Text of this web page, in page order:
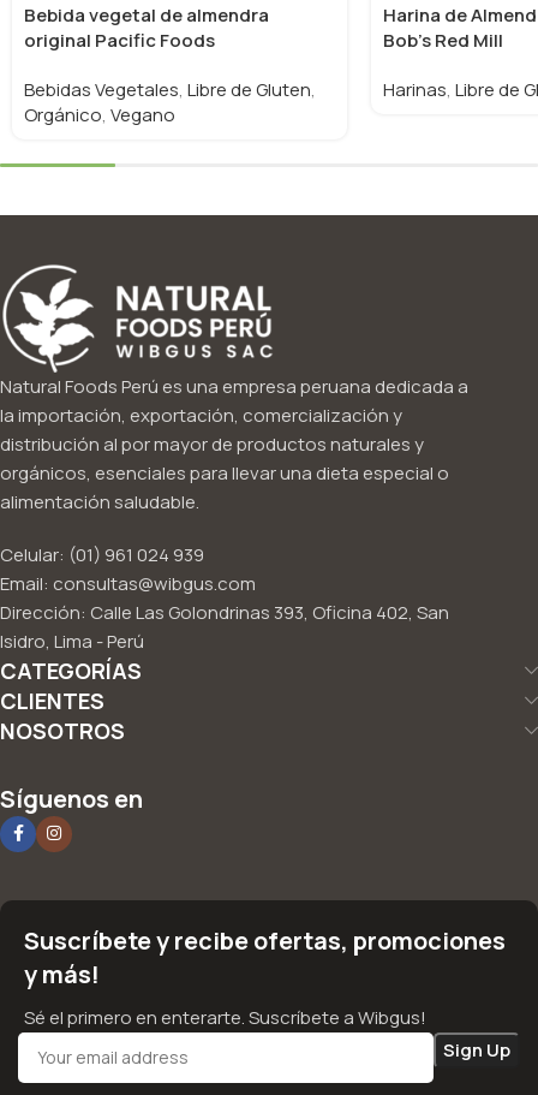
Bebida vegetal de almendra
original Pacific Foods
Bebidas Vegetales, Libre de Gluten,
Orgánico, Vegano
Harina de
Bob’s Red Mill
Harinas, Libre de
Natural Foods Perú es una empresa peruana dedicada a
la importación, exportación, comercialización y
distribución al por mayor de productos naturales y
orgánicos, esenciales para llevar una dieta especial o
alimentación saludable.
Celular: (01) 961 024 939
Email: consultas@wibgus.com
Dirección: Calle Las Golondrinas 393, Oficina 402, San
Isidro, Lima - Perú
CATEGORÍAS
CLIENTES
NOSOTROS
Síguenos en
Suscríbete y recibe ofertas, promociones
y más!
Sé el primero en enterarte. Suscríbete a Wibgus!